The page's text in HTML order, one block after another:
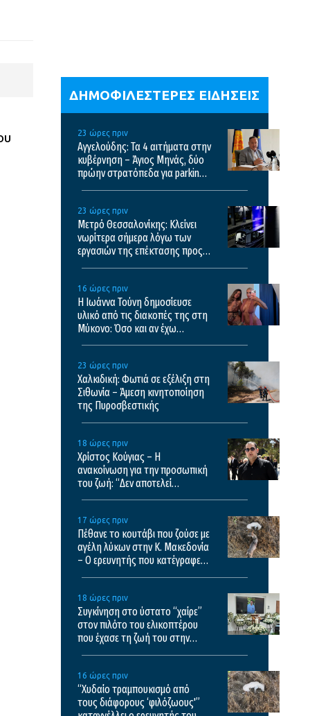
ΔΗΜΟΦΙΛΕΣΤΕΡΕΣ ΕΙΔΗΣΕΙΣ
23 ώρες πριν
Αγγελούδης: Τα 4 αιτήματα στην
κυβέρνηση – Άγιος Μηνάς, δύο
πρώην στρατόπεδα για parking,
23 ώρες πριν
Μετρό Θεσσαλονίκης: Κλείνει
νωρίτερα σήμερα λόγω των
εργασιών της επέκτασης προς
16 ώρες πριν
Η Ιωάννα Τούνη δημοσίευσε
υλικό από τις διακοπές της στη
Μύκονο: Όσο και αν έχω
23 ώρες πριν
Χαλκιδική: Φωτιά σε εξέλιξη στη
Σιθωνία – Άμεση κινητοποίηση
της Πυροσβεστικής
18 ώρες πριν
Χρίστος Κούγιας – Η
ανακοίνωση για την προσωπική
του ζωή: “Δεν αποτελεί
17 ώρες πριν
Πέθανε το κουτάβι που ζούσε με
αγέλη λύκων στην Κ. Μακεδονία
– Ο ερευνητής που κατέγραφε
18 ώρες πριν
Συγκίνηση στο ύστατο “χαίρε”
στον πιλότο του ελικοπτέρου
που έχασε τη ζωή του στην
16 ώρες πριν
“Χυδαίο τραμπουκισμό από
τους διάφορους ‘φιλόζωους'”